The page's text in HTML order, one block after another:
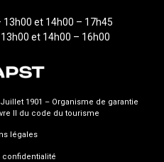
13h00 et 14h00 – 17h45
et 14h00 – 16h00
1901 – Organisme de garantie
II du code du tourisme
légales